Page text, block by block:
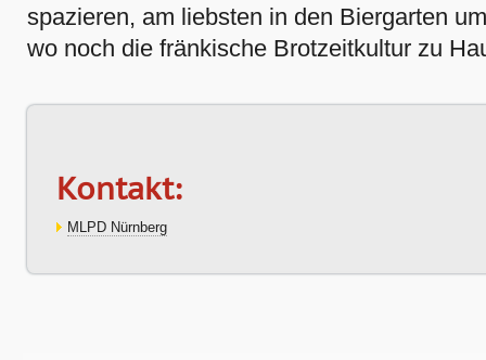
spazieren, am liebsten in den Biergarten
wo noch die fränkische Brotzeitkultur zu
Kontakt:
MLPD Nürnberg